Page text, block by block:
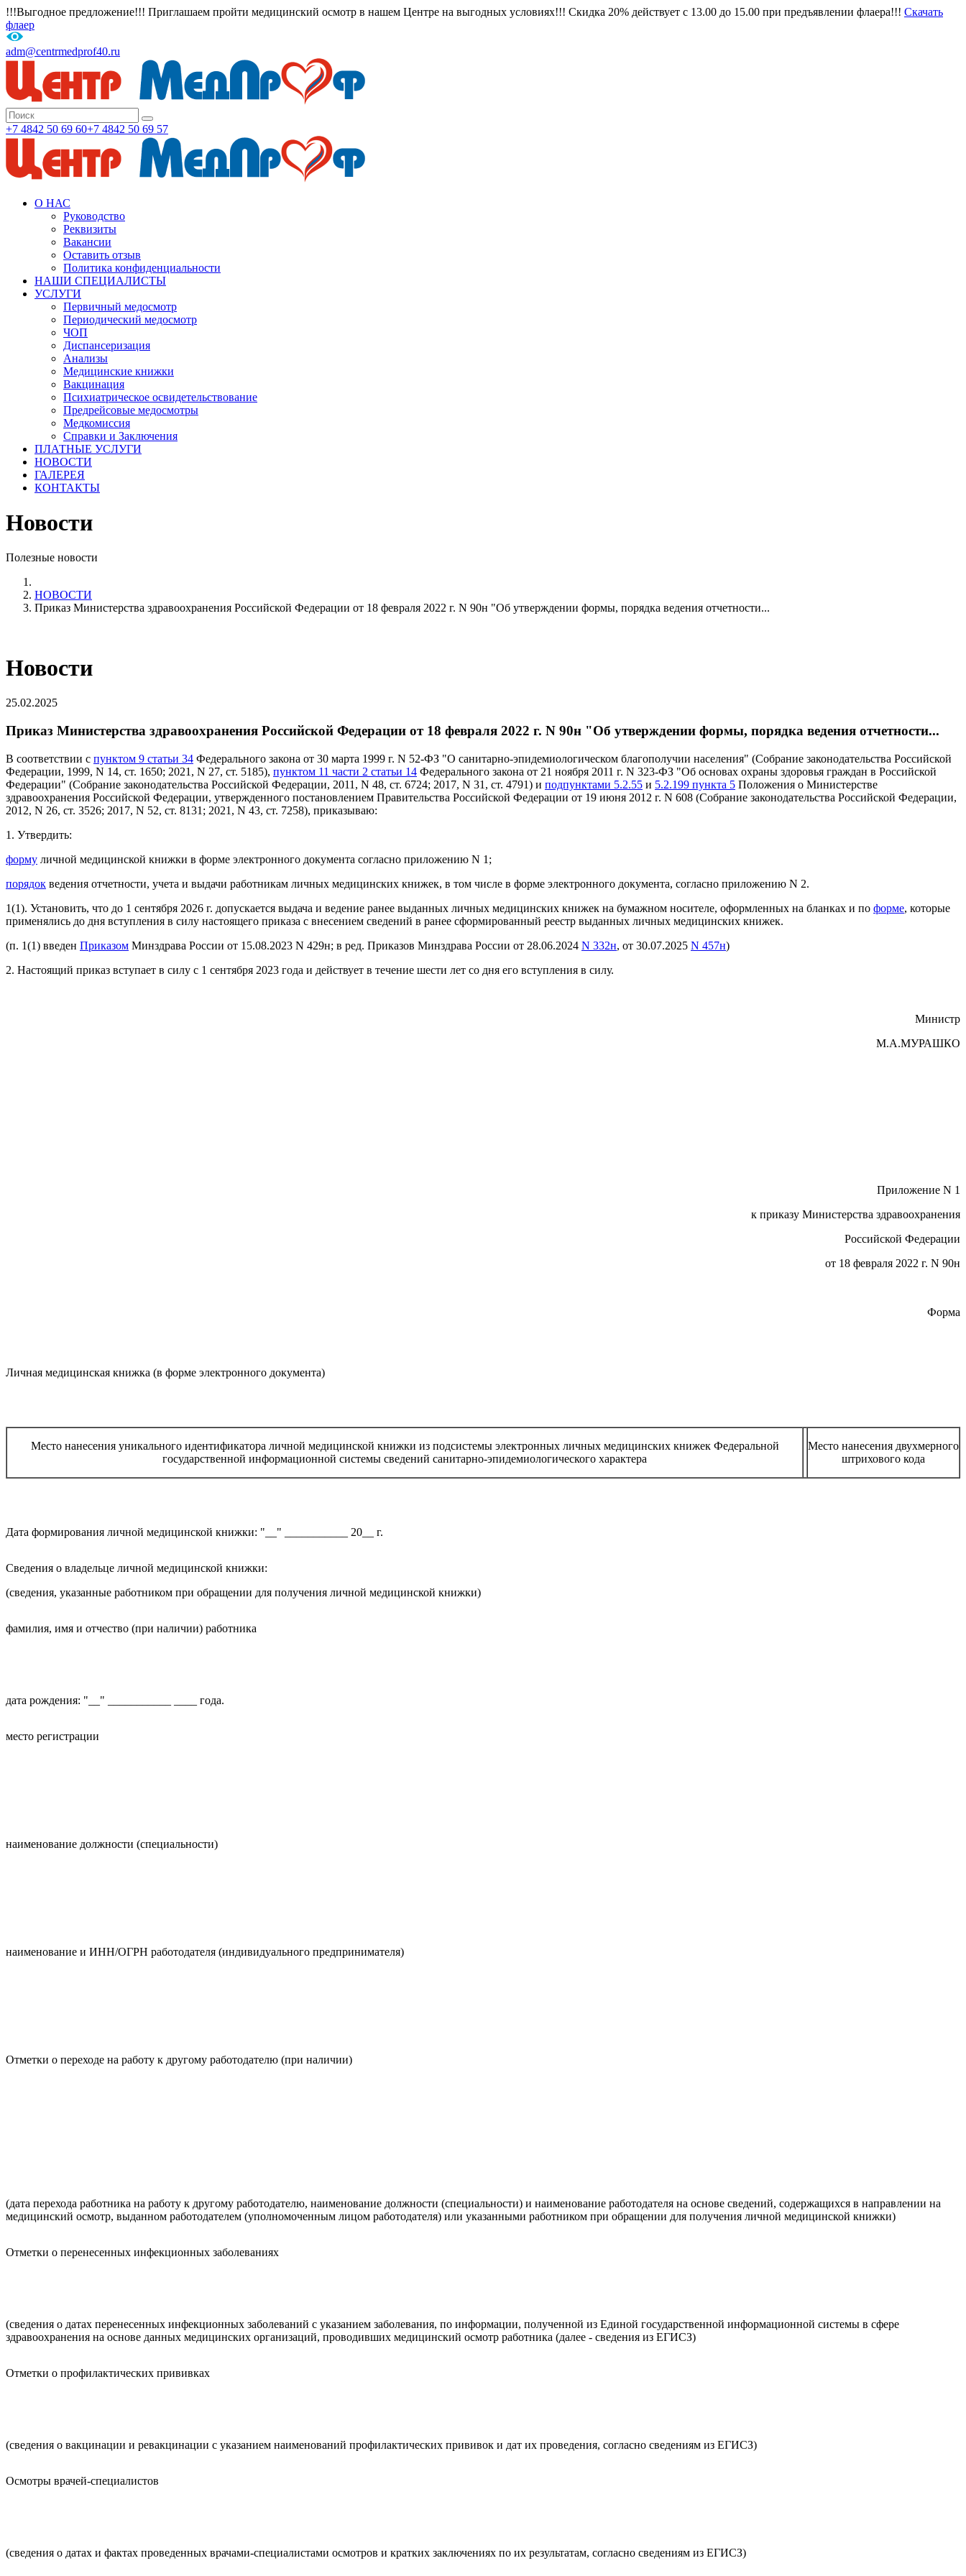
!!!Выгодное предложение!!! Приглашаем пройти медицинский осмотр в нашем Центре на выгодных условиях!!! Скидка 20% действует с 13.00 до 15.00 при предъявлении флаера!!! Скачать
флаер
adm@centrmedprof40.ru
+7 4842 50 69 60+7 4842 50 69 57
О НАС
Руководство
Реквизиты
Вакансии
Оставить отзыв
Политика конфиденциальности
НАШИ СПЕЦИАЛИСТЫ
УСЛУГИ
Первичный медосмотр
Периодический медосмотр
ЧОП
Диспансеризация
Анализы
Медицинские книжки
Вакцинация
Психиатрическое освидетельствование
Предрейсовые медосмотры
Медкомиссия
Справки и Заключения
ПЛАТНЫЕ УСЛУГИ
НОВОСТИ
ГАЛЕРЕЯ
КОНТАКТЫ
Новости
Полезные новости
НОВОСТИ
Приказ Министерства здравоохранения Российской Федерации от 18 февраля 2022 г. N 90н "Об утверждении формы, порядка ведения отчетности...
Новости
25.02.2025
Приказ Министерства здравоохранения Российской Федерации от 18 февраля 2022 г. N 90н "Об утверждении формы, порядка ведения отчетности...
В соответствии с пунктом 9 статьи 34 Федерального закона от 30 марта 1999 г. N 52-ФЗ "О санитарно-эпидемиологическом благополучии населения" (Собрание законодательства Российской
Федерации, 1999, N 14, ст. 1650; 2021, N 27, ст. 5185), пунктом 11 части 2 статьи 14 Федерального закона от 21 ноября 2011 г. N 323-ФЗ "Об основах охраны здоровья граждан в Российской
Федерации" (Собрание законодательства Российской Федерации, 2011, N 48, ст. 6724; 2017, N 31, ст. 4791) и подпунктами 5.2.55 и 5.2.199 пункта 5 Положения о Министерстве
здравоохранения Российской Федерации, утвержденного постановлением Правительства Российской Федерации от 19 июня 2012 г. N 608 (Собрание законодательства Российской Федерации,
2012, N 26, ст. 3526; 2017, N 52, ст. 8131; 2021, N 43, ст. 7258), приказываю:
1. Утвердить:
форму личной медицинской книжки в форме электронного документа согласно приложению N 1;
порядок ведения отчетности, учета и выдачи работникам личных медицинских книжек, в том числе в форме электронного документа, согласно приложению N 2.
1(1). Установить, что до 1 сентября 2026 г. допускается выдача и ведение ранее выданных личных медицинских книжек на бумажном носителе, оформленных на бланках и по форме, которые
применялись до дня вступления в силу настоящего приказа с внесением сведений в ранее сформированный реестр выданных личных медицинских книжек.
(п. 1(1) введен Приказом Минздрава России от 15.08.2023 N 429н; в ред. Приказов Минздрава России от 28.06.2024 N 332н, от 30.07.2025 N 457н)
2. Настоящий приказ вступает в силу с 1 сентября 2023 года и действует в течение шести лет со дня его вступления в силу.
Министр
М.А.МУРАШКО
Приложение N 1
к приказу Министерства здравоохранения
Российской Федерации
от 18 февраля 2022 г. N 90н
Форма
Личная медицинская книжка (в форме электронного документа)
Место нанесения уникального идентификатора личной медицинской книжки из подсистемы электронных личных медицинских книжек Федеральной
государственной информационной системы сведений санитарно-эпидемиологического характера
Место нанесения двухмерного
штрихового кода
Дата формирования личной медицинской книжки: "__" ___________ 20__ г.
Сведения о владельце личной медицинской книжки:
(сведения, указанные работником при обращении для получения личной медицинской книжки)
фамилия, имя и отчество (при наличии) работника
дата рождения: "__" ___________ ____ года.
место регистрации
наименование должности (специальности)
наименование и ИНН/ОГРН работодателя (индивидуального предпринимателя)
Отметки о переходе на работу к другому работодателю (при наличии)
(дата перехода работника на работу к другому работодателю, наименование должности (специальности) и наименование работодателя на основе сведений, содержащихся в направлении на
медицинский осмотр, выданном работодателем (уполномоченным лицом работодателя) или указанными работником при обращении для получения личной медицинской книжки)
Отметки о перенесенных инфекционных заболеваниях
(сведения о датах перенесенных инфекционных заболеваний с указанием заболевания, по информации, полученной из Единой государственной информационной системы в сфере
здравоохранения на основе данных медицинских организаций, проводивших медицинский осмотр работника (далее - сведения из ЕГИСЗ)
Отметки о профилактических прививках
(сведения о вакцинации и ревакцинации с указанием наименований профилактических прививок и дат их проведения, согласно сведениям из ЕГИСЗ)
Осмотры врачей-специалистов
(сведения о датах и фактах проведенных врачами-специалистами осмотров и кратких заключениях по их результатам, согласно сведениям из ЕГИСЗ)